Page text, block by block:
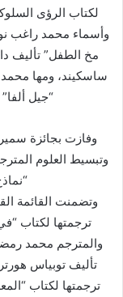
لكتاب الرؤى
وأسماء محمد راغب
مخ الطفل” تأليف
ساسكيند، ومها
“جيل
وفازت بجائزة
وتبسيط العلوم
وتضمنت القائمة
ترجمتها لكتاب
والمترجم محمد
تأليف توبياس
ترجمتها لكتاب